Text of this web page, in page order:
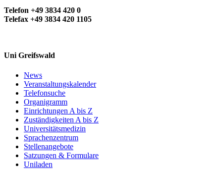
Telefon +49 3834 420 0
Telefax +49 3834 420 1105
Uni Greifswald
News
Veranstaltungskalender
Telefonsuche
Organigramm
Einrichtungen A bis Z
Zuständigkeiten A bis Z
Universitätsmedizin
Sprachenzentrum
Stellenangebote
Satzungen & Formulare
Uniladen